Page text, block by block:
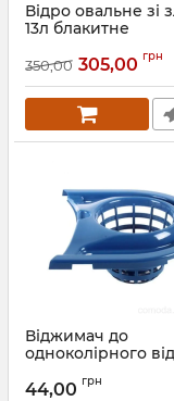
Відро овальне зі
13л блакитне
350,00 305,00 грн
Віджимач до
одноколірного
44,00 грн